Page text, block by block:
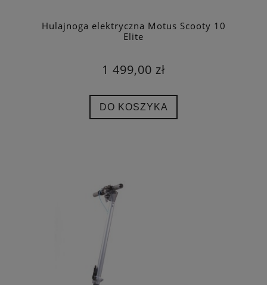
Hulajnoga elektryczna Motus Scooty 10
Elite
1 499,00 zł
DO KOSZYKA